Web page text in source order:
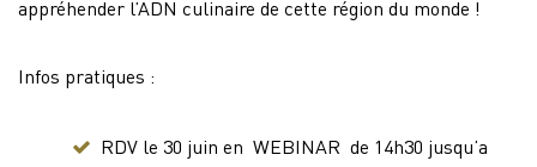
appréhender l’ADN culinaire de cette région du monde !
Infos pratiques :
RDV le 30 juin en WEBINAR de 14h30 jusqu’a